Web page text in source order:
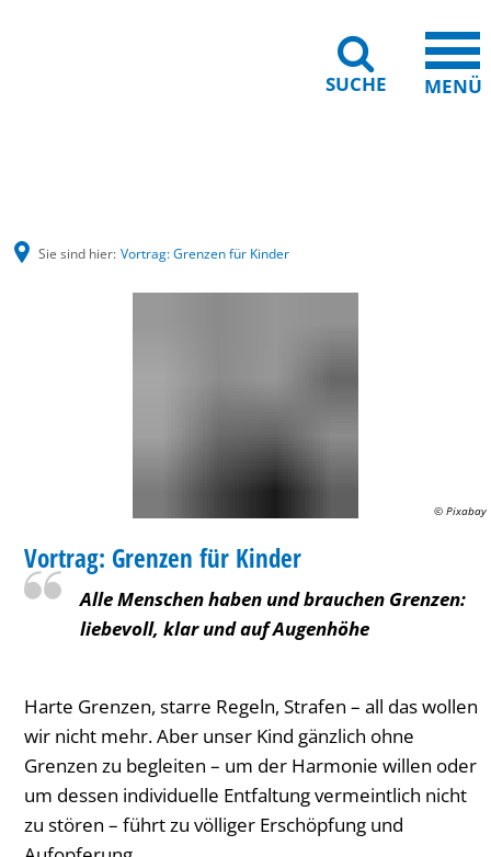
SUCHE MENÜ
Sie sind hier: Vortrag: Grenzen für Kinder
© Pixabay
KATEGORIE: FAMILIENZENTRUM / KITA
Vortrag: Grenzen für Kinder
Alle Menschen haben und brauchen Grenzen:
liebevoll, klar und auf Augenhöhe
Harte Grenzen, starre Regeln, Strafen – all das wollen
wir nicht mehr. Aber unser Kind gänzlich ohne
Grenzen zu begleiten – um der Harmonie willen oder
um dessen individuelle Entfaltung vermeintlich nicht
zu stören – führt zu völliger Erschöpfung und